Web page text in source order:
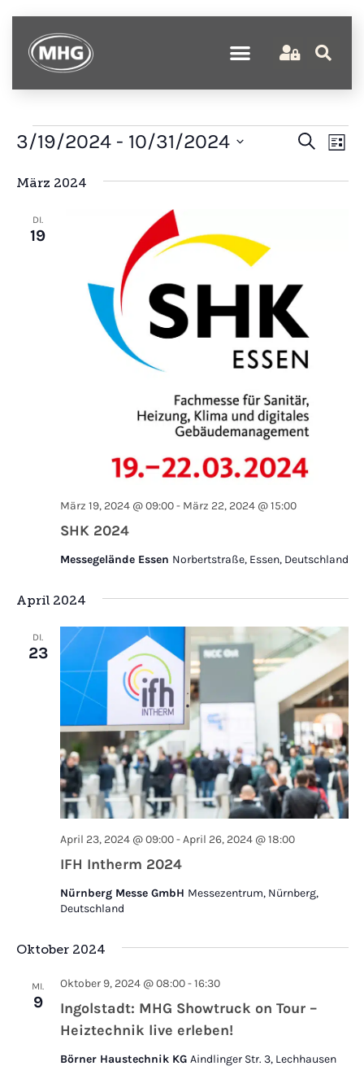
und
SucheListe
3/19/2024 - 10/31/2024
wählen.
März 2024
DI.
19
SHK 2024
März 19, 2024 @ 09:00- März 22, 2024 @ 15:00
Messegelände Essen Norbertstraße, Essen, Deutschland
April 2024
DI.
23
IFH Intherm 2024
April 23, 2024 @ 09:00-April 26, 2024 @ 18:00
Nürnberg Messe GmbH Messezentrum, Nürnberg,
Deutschland
Oktober 2024
MI.
9
Ingolstadt: MHG Showtruck on Tour –
Heiztechnik live erleben!
Oktober 9, 2024 @ 08:00-16:30
Börner Haustechnik KG Aindlinger Str. 3, Lechhausen